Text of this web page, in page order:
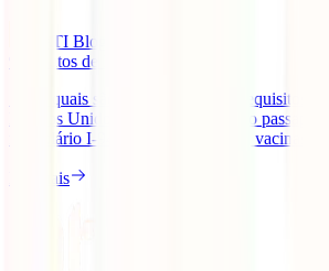
IATI Blog
minutos de leitura
Saiba quais são os documentos e requisitos
Estados Unidos em 2026, incluindo
formulário I-94, seguro de viagem, vacinas e
Ler mais